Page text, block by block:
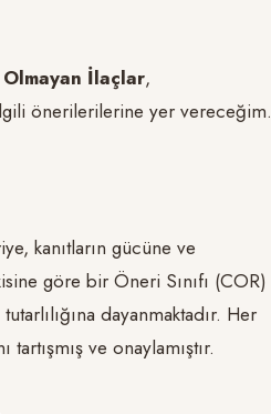
İlaçlar,
önerilerilerine yer vereceğim.
kanıtların gücüne ve
göre bir Öneri Sınıfı (COR)
dayanmaktadır. Her
ve onaylamıştır.